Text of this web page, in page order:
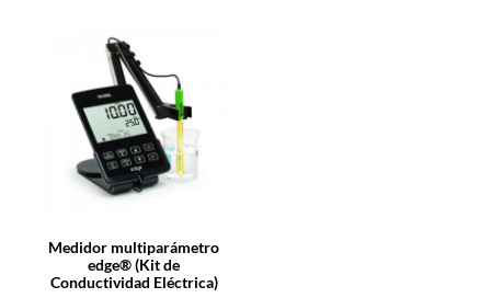
Medidor multiparámetro
edge­® (Kit de
Conductividad Eléctrica)